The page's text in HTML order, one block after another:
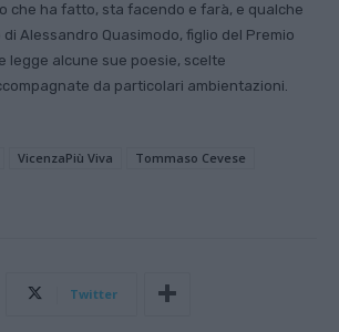
che ha fatto, sta facendo e farà, e qualche
Alessandro Quasimodo, figlio del Premio
legge alcune sue poesie, scelte
da particolari ambientazioni.
VicenzaPiù Viva
Tommaso Cevese
Twitter